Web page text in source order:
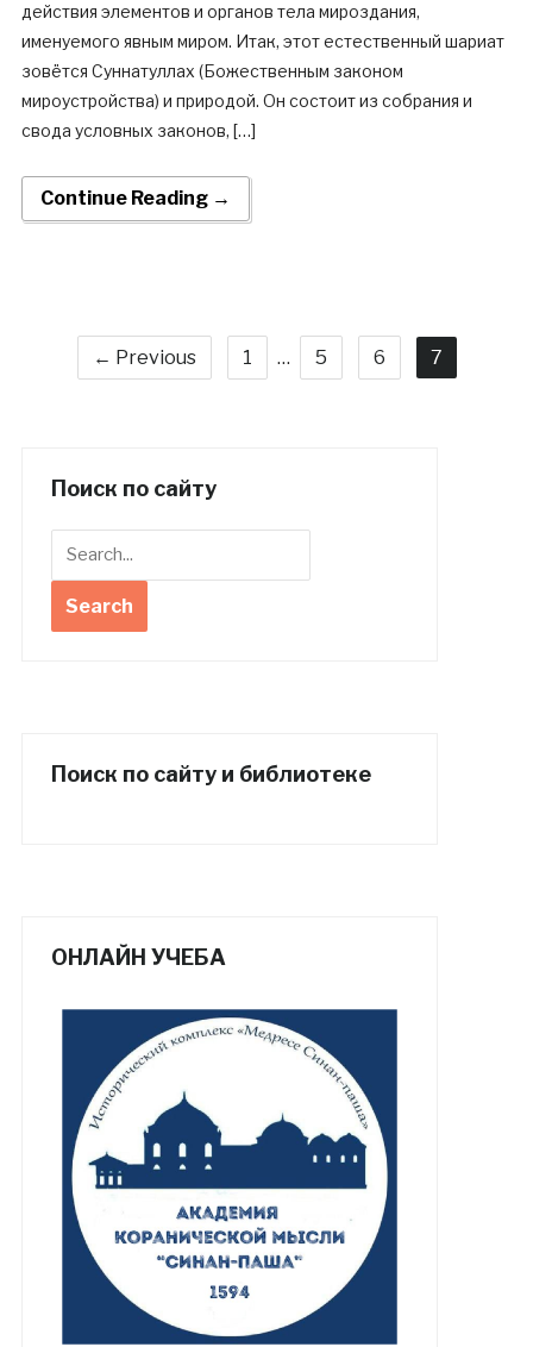
действия элементов и органов тела мироздания,
именуемого явным миром. Итак, этот естественный шариат
зовётся Cуннатуллах (Божественным законом
мироустройства) и природой. Он состоит из собрания и
свода условных законов, […]
Continue Reading →
← Previous 1 … 5 6 7
Поиск по сайту
Поиск по сайту и библиотеке
ОНЛАЙН УЧЕБА